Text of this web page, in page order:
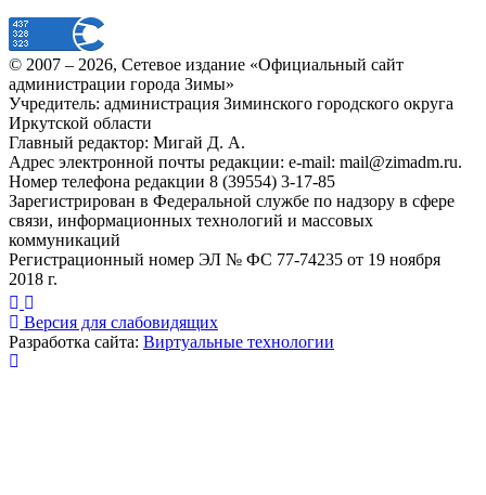
© 2007 – 2026, Сетевое издание «Официальный сайт
администрации города Зимы»
Учредитель: администрация Зиминского городского округа
Иркутской области
Главный редактор: Мигай Д. А.
Адрес электронной почты редакции: e-mail: mail@zimadm.ru.
Номер телефона редакции 8 (39554) 3-17-85
Зарегистрирован в Федеральной службе по надзору в сфере
связи, информационных технологий и массовых
коммуникаций
Регистрационный номер ЭЛ № ФС 77-74235 от 19 ноября
2018 г.
Версия для слабовидящих
Разработка сайта: Виртуальные технологии